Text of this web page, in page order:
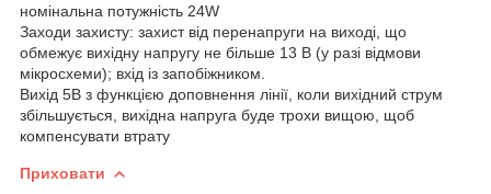
номінальна потужність 24W
Заходи захисту: захист від перенапруги на виході, що
обмежує вихідну напругу не більше 13 В (у разі відмови
мікросхеми); вхід із запобіжником.
Вихід 5В з функцією доповнення лінії, коли вихідний струм
збільшується, вихідна напруга буде трохи вищою, щоб
компенсувати втрату
Приховати